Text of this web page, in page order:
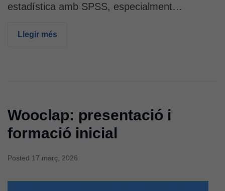
estadística amb SPSS, especialment…
Llegir més
Wooclap: presentació i
formació inicial
Posted 17 març, 2026